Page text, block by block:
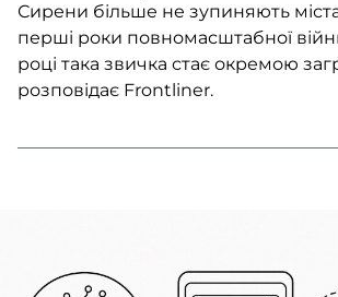
Сирени більше не зупиняють
перші роки повномасштабної
році така звичка стає окремою
розповідає Frontliner.